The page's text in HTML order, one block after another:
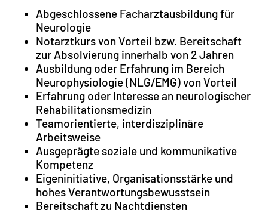
Abgeschlossene Facharztausbildung für
Neurologie
Notarztkurs von Vorteil bzw. Bereitschaft
zur Absolvierung innerhalb von 2 Jahren
Ausbildung oder Erfahrung im Bereich
Neurophysiologie (NLG/EMG) von Vorteil
Erfahrung oder Interesse an neurologischer
Rehabilitationsmedizin
Teamorientierte, interdisziplinäre
Arbeitsweise
Ausgeprägte soziale und kommunikative
Kompetenz
Eigeninitiative, Organisationsstärke und
hohes Verantwortungsbewusstsein
Bereitschaft zu Nachtdiensten